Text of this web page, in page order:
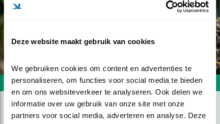
Deze website maakt gebruik van cookies
We gebruiken cookies om content en advertenties te
personaliseren, om functies voor social media te bieden
en om ons websiteverkeer te analyseren. Ook delen we
informatie over uw gebruik van onze site met onze
partners voor social media, adverteren en analyse. Deze
Volgende foto Vorige foto